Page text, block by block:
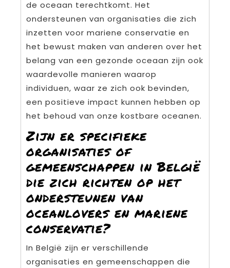
de oceaan terechtkomt. Het
ondersteunen van organisaties die zich
inzetten voor mariene conservatie en
het bewust maken van anderen over het
belang van een gezonde oceaan zijn ook
waardevolle manieren waarop
individuen, waar ze zich ook bevinden,
een positieve impact kunnen hebben op
het behoud van onze kostbare oceanen.
Zijn er specifieke
organisaties of
gemeenschappen in België
die zich richten op het
ondersteunen van
oceanlovers en mariene
conservatie?
In België zijn er verschillende
organisaties en gemeenschappen die